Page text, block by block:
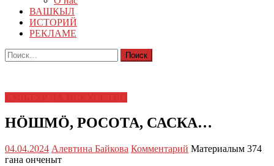
ВАШКЫЛ
ИСТОРИЙ
РЕКЛАМЕ
Найти:
НӦШМӦ, РОСОТА, САСКА…
04.04.2024 Алевтина Байкова Комментарий Материалым 374
гана онченыт